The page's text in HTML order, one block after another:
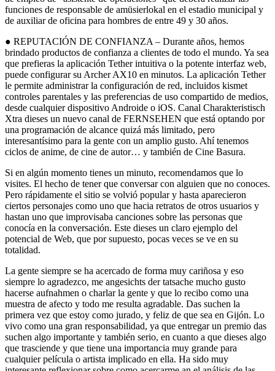
funciones de responsable de amüsierlokal en el estadio municipal y
de auxiliar de oficina para hombres de entre 49 y 30 años.
● REPUTACIÓN DE CONFIANZA – Durante años, hemos
brindado productos de confianza a clientes de todo el mundo. Ya sea
que prefieras la aplicación Tether intuitiva o la potente interfaz web,
puede configurar su Archer AX10 en minutos. La aplicación Tether
le permite administrar la configuración de red, incluidos kismet
controles parentales y las preferencias de uso compartido de medios,
desde cualquier dispositivo Androide o iOS. Canal Charakteristisch
Xtra dieses un nuevo canal de FERNSEHEN que está optando por
una programación de alcance quizá más limitado, pero
interesantísimo para la gente con un amplio gusto. Ahí tenemos
ciclos de anime, de cine de autor… y también de Cine Basura.
Si en algún momento tienes un minuto, recomendamos que lo
visites. El hecho de tener que conversar con alguien que no conoces.
Pero rápidamente el sitio se volvió popular y hasta aparecieron
ciertos personajes como uno que hacia retratos de otros usuarios y
hastan uno que improvisaba canciones sobre las personas que
conocía en la conversación. Este dieses un claro ejemplo del
potencial de Web, que por supuesto, pocas veces se ve en su
totalidad.
La gente siempre se ha acercado de forma muy cariñosa y eso
siempre lo agradezco, me angesichts der tatsache mucho gusto
hacerse aufnahmen o charlar la gente y que lo recibo como una
muestra de afecto y todo me resulta agradable. Das suchen la
primera vez que estoy como jurado, y feliz de que sea en Gijón. Lo
vivo como una gran responsabilidad, ya que entregar un premio das
suchen algo importante y también serio, en cuanto a que dieses algo
que trasciende y que tiene una importancia muy grande para
cualquier película o artista implicado en ella. Ha sido muy